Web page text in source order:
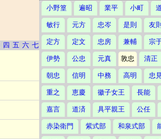
四 五 六 七
小野篁 遍昭 業平 小町
敏行 元方 忠岑 是則 友則
定方 定文 忠房 兼輔 宗
伊勢 公忠 元真 敦忠 清正
朝忠 信明 中務 高明 忠
重之 恵慶 徽子女王 長能
嘉言 道済 具平親王 公任
赤染衛門 紫式部 和泉式部